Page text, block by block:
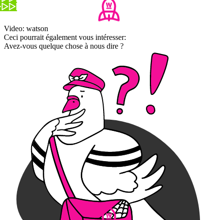
Video: watson
Ceci pourrait également vous intéresser:
Avez-vous quelque chose à nous dire ?